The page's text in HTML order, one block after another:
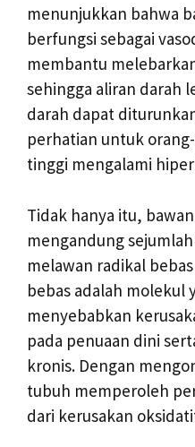
menunjukkan bahwa
berfungsi sebagai
membantu
sehingga aliran darah
darah dapat
perhatian untuk
tinggi mengalami
Tidak hanya itu,
mengandung
melawan radikal
bebas adalah molekul
menyebabkan
pada penuaan dini
kronis. Dengan
tubuh memperoleh
dari kerusakan